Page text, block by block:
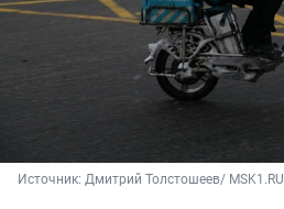
Источник: Дмитрий Толстошеев/ MSK1.RU